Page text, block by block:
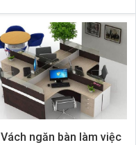
Vách ngăn bàn làm việc